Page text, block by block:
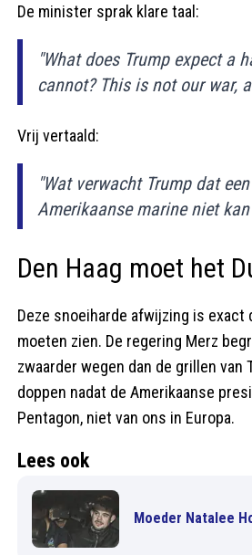
De minister sprak klare taal:
"What does Trump expect a
cannot? This is not our war,
Vrij vertaald:
"Wat verwacht Trump dat
Amerikaanse marine niet
Den Haag moet het
Deze snoeiharde afwijzing is exact
moeten zien. De regering Merz
zwaarder wegen dan de grillen
doppen nadat de Amerikaanse
Pentagon, niet van ons in Europa.
Lees ook
Moeder Natalee